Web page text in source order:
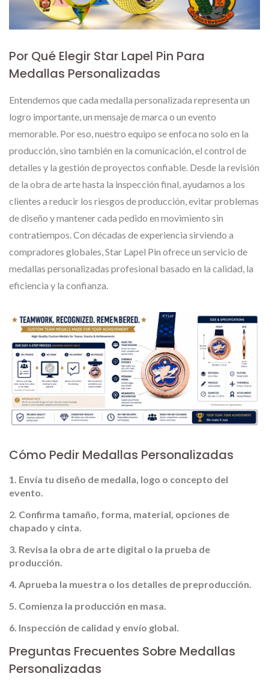
Por Qué Elegir Star Lapel Pin Para
Medallas Personalizadas
Entendemos que cada medalla personalizada representa un
logro importante, un mensaje de marca o un evento
memorable. Por eso, nuestro equipo se enfoca no solo en la
producción, sino también en la comunicación, el control de
detalles y la gestión de proyectos confiable. Desde la revisión
de la obra de arte hasta la inspección final, ayudamos a los
clientes a reducir los riesgos de producción, evitar problemas
de diseño y mantener cada pedido en movimiento sin
contratiempos. Con décadas de experiencia sirviendo a
compradores globales, Star Lapel Pin ofrece un servicio de
medallas personalizadas profesional basado en la calidad, la
eficiencia y la confianza.
Cómo Pedir Medallas Personalizadas
Envía tu diseño de medalla, logo o concepto del
evento.
Confirma tamaño, forma, material, opciones de
chapado y cinta.
Revisa la obra de arte digital o la prueba de
producción.
Aprueba la muestra o los detalles de preproducción.
Comienza la producción en masa.
Inspección de calidad y envío global.
Preguntas Frecuentes Sobre Medallas
Personalizadas